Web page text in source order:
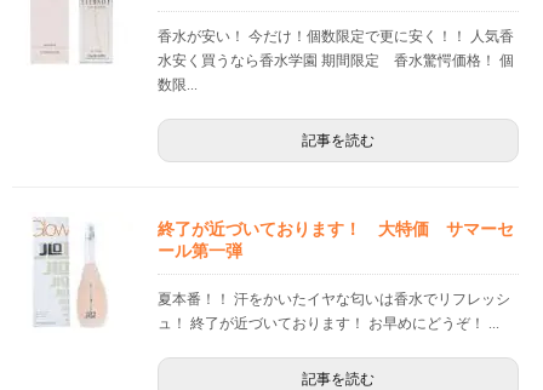
香水が安い！ 今だけ！個数限定で更に安く！！ 人気香
水安く買うなら香水学園 期間限定 香水驚愕価格！ 個
数限...
記事を読む
終了が近づいております！ 大特価 サマーセ
ール第一弾
夏本番！！ 汗をかいたイヤな匂いは香水でリフレッシ
ュ！ 終了が近づいております！ お早めにどうぞ！ ...
記事を読む